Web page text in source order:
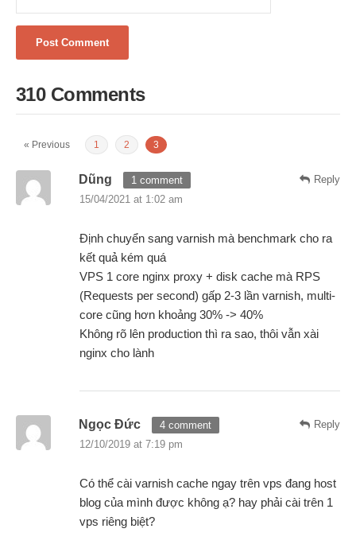
310 Comments
« Previous 1 2 3
Reply
Dũng
1 comment
15/04/2021 at 1:02 am
Định chuyển sang varnish mà benchmark cho ra
kết quả kém quá
VPS 1 core nginx proxy + disk cache mà RPS
(Requests per second) gấp 2-3 lần varnish, multi-
core cũng hơn khoảng 30% -> 40%
Không rõ lên production thì ra sao, thôi vẫn xài
nginx cho lành
Reply
Ngọc Đức
4 comment
12/10/2019 at 7:19 pm
Có thể cài varnish cache ngay trên vps đang host
blog của mình được không ạ? hay phải cài trên 1
vps riêng biệt?